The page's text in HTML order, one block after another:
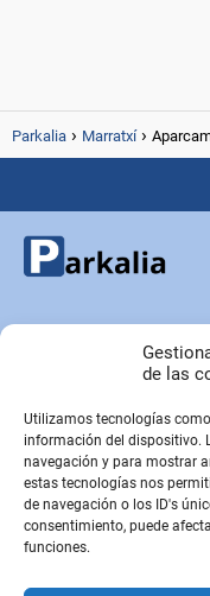
de las
Utilizamos tecnologías
información del dispositivo.
navegación y para mostrar
estas tecnologías nos
de navegación o los ID's
consentimiento, puede
funciones.
Parkalia Marratxí
Copyright © Parkalia.es
PÁGINAS EMPRESA
Contacto
Sobre Nosotros
Sitemap